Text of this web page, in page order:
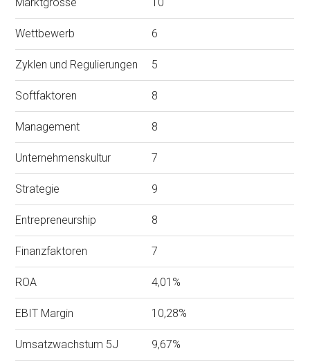
Marktgrösse 10
Wettbewerb 6
Zyklen und Regulierungen 5
Softfaktoren 8
Management 8
Unternehmenskultur 7
Strategie 9
Entrepreneurship 8
Finanzfaktoren 7
ROA 4,01%
EBIT Margin 10,28%
Umsatzwachstum 5J 9,67%